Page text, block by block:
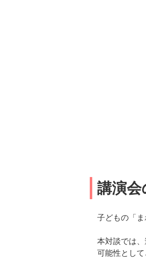
講演会
子どもの「
本対談では
可能性とし